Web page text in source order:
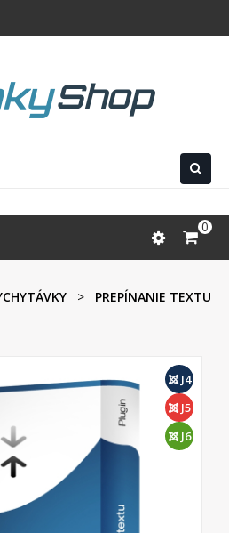
0
PREPÍNANIE TEXTU
J4
J5
J6